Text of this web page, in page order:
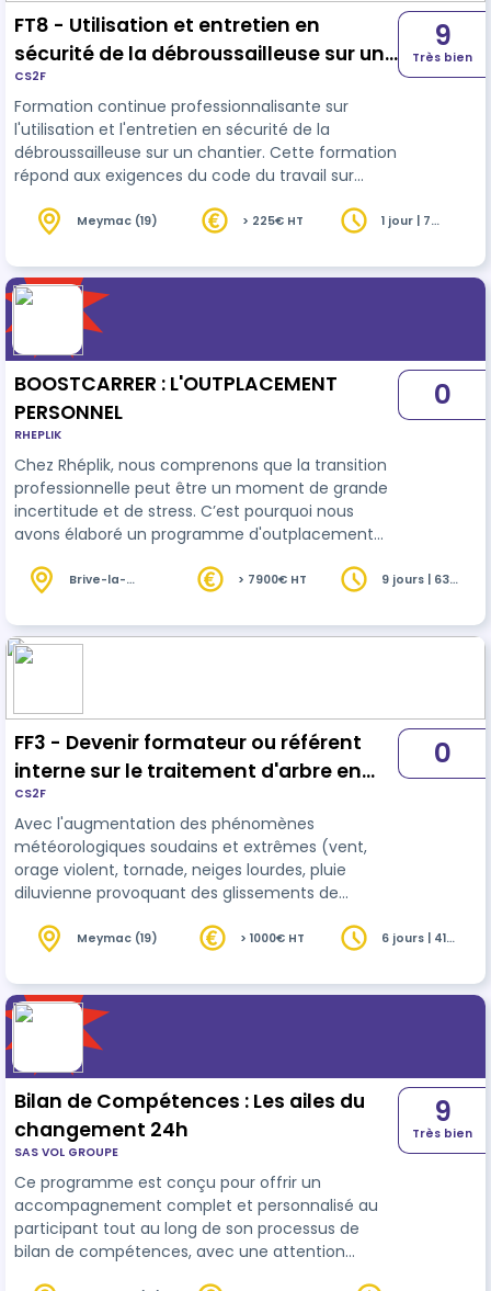
FT8 - Utilisation et entretien en
sécurité de la débroussailleuse sur un
chantier
CS2F
Formation continue professionnalisante sur
l'utilisation et l'entretien en sécurité de la
débroussailleuse sur un chantier. Cette formation
répond aux exigences du code du travail sur
exigences du code du travail sur l’information et
9
Très bien
Meymac (19) > 225€ HT
1 jour | 7
BOOSTCARRER : L'OUTPLACEMENT
PERSONNEL
RHEPLIK
Chez Rhéplik, nous comprenons que la transition
professionnelle peut être un moment de grande
incertitude et de stress. C’est pourquoi nous
avons élaboré un programme d'outplacement
individu de manière personnalisée et efficace.
coaching individuel, ateliers interactifs, missions
spécifiques et suivi post-recrutement pour
t…
0
Brive-la-
> 7900€ HT
9 jours | 63
FF3 - Devenir formateur ou référent
interne sur le traitement d'arbre en
situation de tempête
CS2F
Avec l'augmentation des phénomènes
météorologiques soudains et extrêmes (vent,
orage violent, tornade, neiges lourdes, pluie
diluvienne provoquant des glissements de
des habitations est de plus en plus impactée,
dans des situations dégradées (nuits, vents,
pluies) avec des arbres et des situations
complexes voire dangereuses. Les techniques et
la sécurité dans ce genre d'opération sont
souvent méconnu…
0
Meymac (19) > 1000€ HT
6 jours | 41
Bilan de Compétences : Les ailes du
changement 24h
SAS VOL GROUPE
Ce programme est conçu pour offrir un
accompagnement complet et personnalisé au
participant tout au long de son processus de
bilan de compétences, avec une attention
9
Très bien